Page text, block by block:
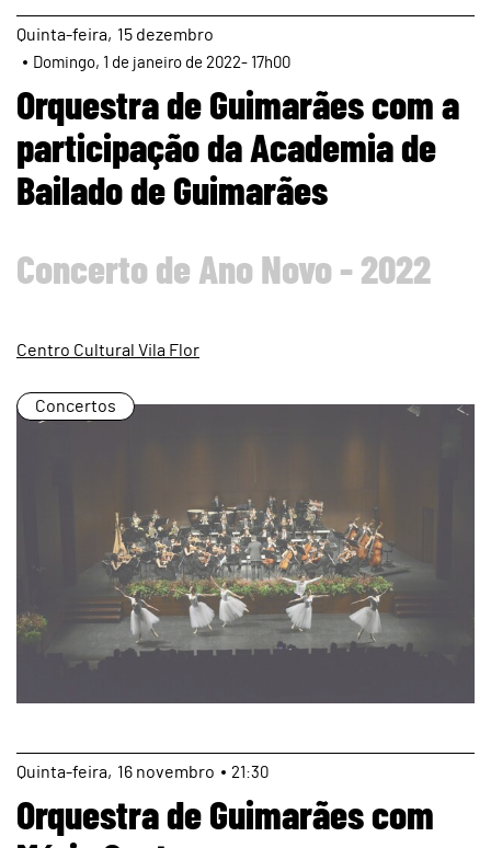
page
15 dezembro
Quinta
Domingo, 1 de janeiro de 2022- 17h00
Orquestra de Guimarães com a
participação da Academia de
Bailado de Guimarães
Concerto de Ano Novo - 2022
Centro Cultural Vila Flor
Concertos
page
16 novembro
Quinta 21:30
Orquestra de Guimarães com